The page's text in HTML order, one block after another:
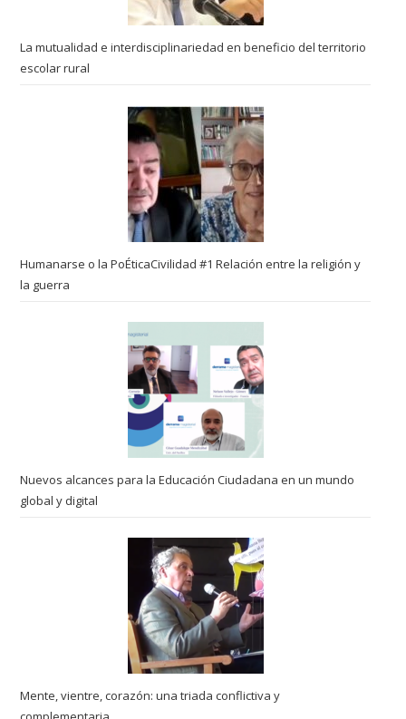
La mutualidad e interdisciplinariedad en beneficio del territorio
escolar rural
Humanarse o la PoÉticaCivilidad #1 Relación entre la religión y
la guerra
Nuevos alcances para la Educación Ciudadana en un mundo
global y digital
Mente, vientre, corazón: una triada conflictiva y